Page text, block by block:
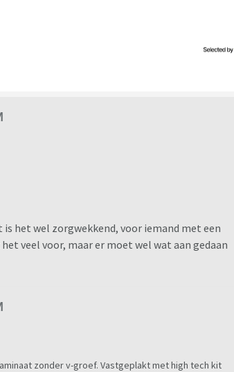
het wel zorgwekkend, voor iemand met een
veel voor, maar er moet wel wat aan gedaan
zonder v-groef. Vastgeplakt met high tech kit